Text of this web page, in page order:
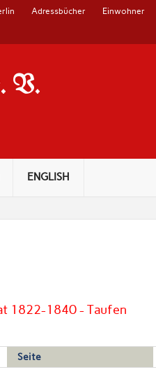
Adressbücher Einwohner
V.
ENGLISH
1822-1840 - Taufen
Seite